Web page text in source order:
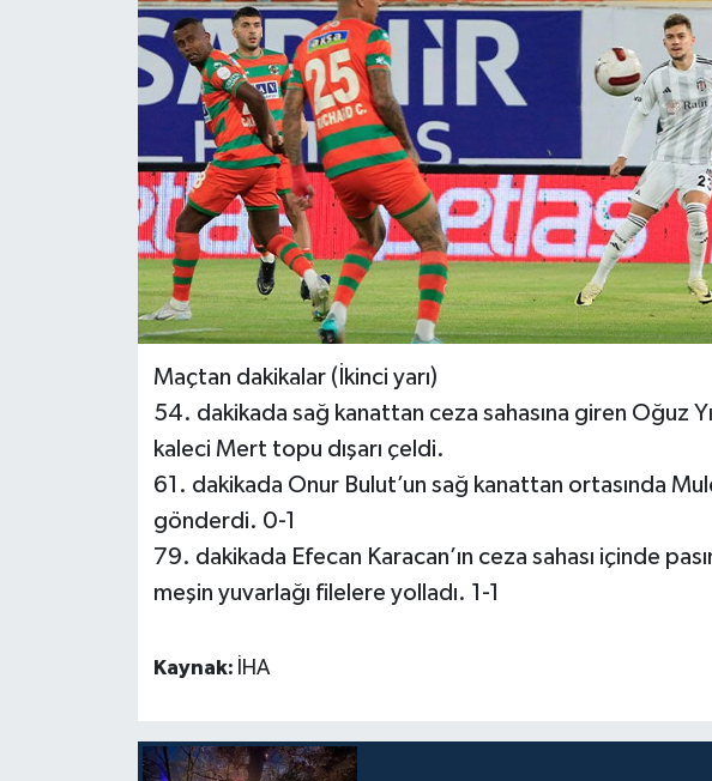
Maçtan dakikalar (İkinci yarı)
54. dakikada sağ kanattan ceza sahasına giren Oğuz
kaleci Mert topu dışarı çeldi.
61. dakikada Onur Bulut’un sağ kanattan ortasında
gönderdi. 0-1
79. dakikada Efecan Karacan’ın ceza sahası içinde
meşin yuvarlağı filelere yolladı. 1-1
Kaynak: İHA
Haberler
KANALV Spor
Kültür Sanat
Magazin
Öğle Bülteni
Teknoloji